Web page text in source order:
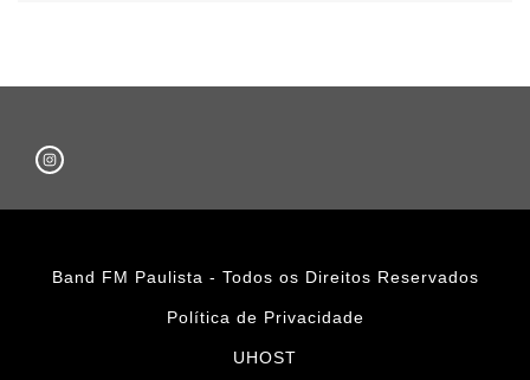
Band FM Paulista - Todos os Direitos Reservados
Política de Privacidade
UHOST